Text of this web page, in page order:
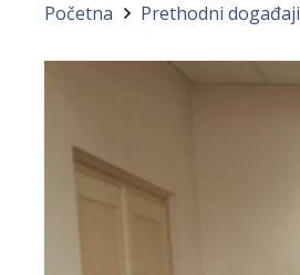
Početna Prethodni događaji